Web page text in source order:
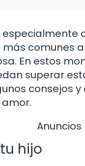
comunes
En estos
superar
consejos
Anuncios
hijo